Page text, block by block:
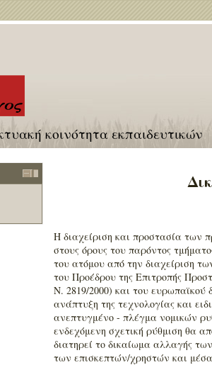
κοινότητα εκπαιδευτικών
Η διαχείριση και προστασία των
στους όρους του παρόντος
του ατόμου από την διαχείριση
του Προέδρου της Επιτροπής
Ν. 2819/2000) και του ευρωπαϊκού
ανάπτυξη της τεχνολογίας και
ανεπτυγμένο - πλέγμα νομικών
ενδεχόμενη σχετική ρύθμιση θα
διατηρεί το δικαίωμα αλλαγής
των επισκεπτών/χρηστών και